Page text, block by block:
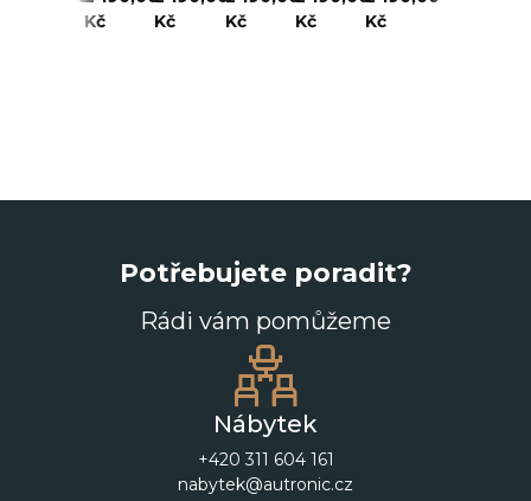
Kč
Kč
Kč
Kč
Kč
Potřebujete poradit?
Rádi vám pomůžeme
Nábytek
+420 311 604 161
nabytek@autronic.cz